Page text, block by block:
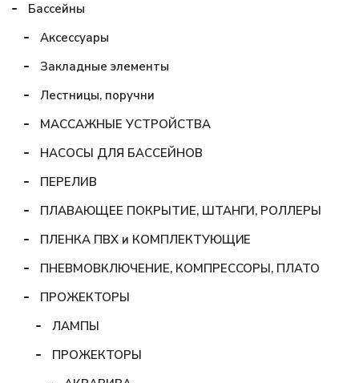
Бассейны
Аксессуары
Закладные элементы
Лестницы, поручни
МАССАЖНЫЕ УСТРОЙСТВА
НАСОСЫ ДЛЯ БАССЕЙНОВ
ПЕРЕЛИВ
ПЛАВАЮЩЕЕ ПОКРЫТИЕ, ШТАНГИ, РОЛЛЕРЫ
ПЛЕНКА ПВХ и КОМПЛЕКТУЮЩИЕ
ПНЕВМОВКЛЮЧЕНИЕ, КОМПРЕССОРЫ, ПЛАТО
ПРОЖЕКТОРЫ
ЛАМПЫ
ПРОЖЕКТОРЫ